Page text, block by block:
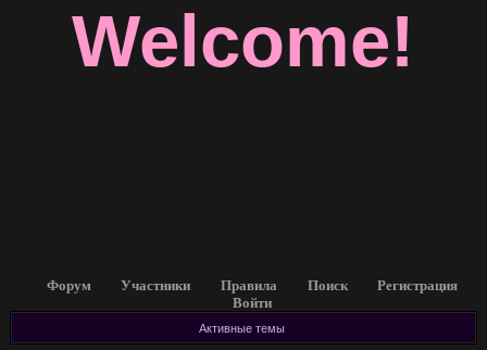
Welcome!
Форум Участники Правила Поиск
Регистрация
Войти
Активные темы